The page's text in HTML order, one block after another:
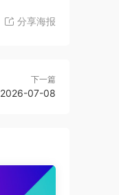
分享海报
下一篇
2026-07-08